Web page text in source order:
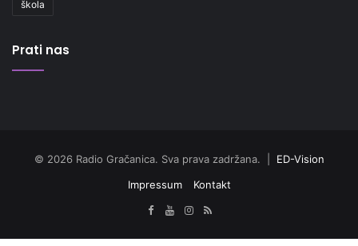
škola
Prati nas
© 2026 Radio Gračanica. Sva prava zadržana. | ED-Vision
Impressum
Kontakt